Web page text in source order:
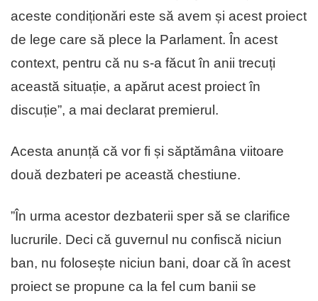
aceste condiționări este să avem și acest proiect
de lege care să plece la Parlament. În acest
context, pentru că nu s-a făcut în anii trecuți
această situație, a apărut acest proiect în
discuție”, a mai declarat premierul.
Acesta anunță că vor fi și săptămâna viitoare
două dezbateri pe această chestiune.
”În urma acestor dezbaterii sper să se clarifice
lucrurile. Deci că guvernul nu confiscă niciun
ban, nu folosește niciun bani, doar că în acest
proiect se propune ca la fel cum banii se